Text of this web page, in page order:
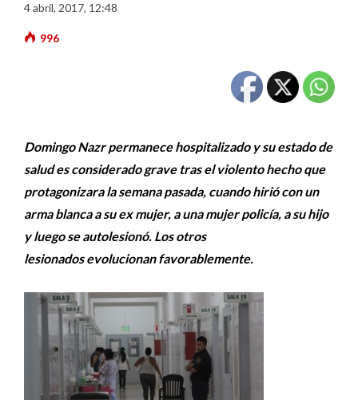
4 abril, 2017, 12:48
996
Domingo Nazr permanece hospitalizado y su estado de
salud es considerado grave tras el violento hecho que
protagonizara la semana pasada, cuando hirió con un
arma blanca a su ex mujer, a una mujer policía, a su hijo
y luego se autolesionó. Los otros
lesionados evolucionan favorablemente.